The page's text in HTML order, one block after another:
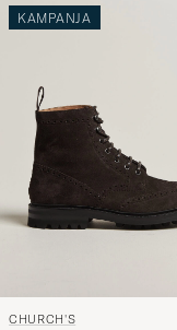
KAMPANJA
CHURCH'S